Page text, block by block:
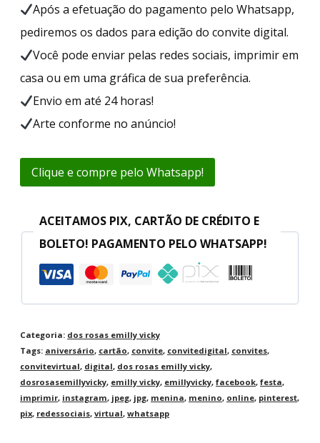
Após a efetuação do pagamento pelo Whatsapp,
pediremos os dados para edição do convite digital.
Você pode enviar pelas redes sociais, imprimir em
casa ou em uma gráfica de sua preferência.
Envio em até 24 horas!
Arte conforme no anúncio!
Clique e compre pelo Whatsapp!
ACEITAMOS PIX, CARTÃO DE CRÉDITO E
BOLETO! PAGAMENTO PELO WHATSAPP!
Categoria: dos rosas emilly vicky
Tags: aniversário, cartão, convite, convitedigital, convites,
convitevirtual, digital, dos rosas emilly vicky,
dosrosasemillyvicky, emilly vicky, emillyvicky, facebook, festa,
imprimir, instagram, jpeg, jpg, menina, menino, online, pinterest,
pix, redessociais, virtual, whatsapp